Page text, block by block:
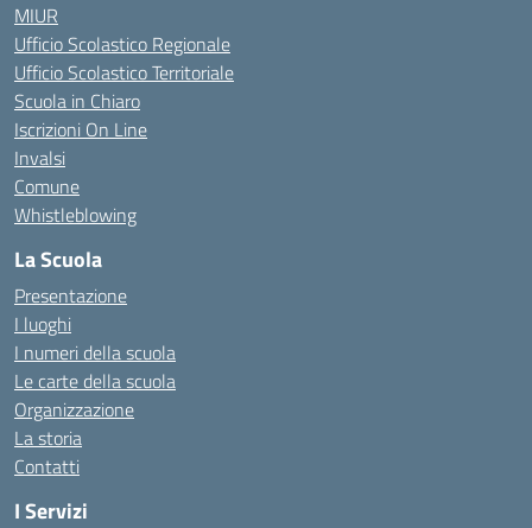
MIUR
Ufficio Scolastico Regionale
Ufficio Scolastico Territoriale
Scuola in Chiaro
Iscrizioni On Line
Invalsi
Comune
Whistleblowing
La Scuola
Presentazione
I luoghi
I numeri della scuola
Le carte della scuola
Organizzazione
La storia
Contatti
I Servizi